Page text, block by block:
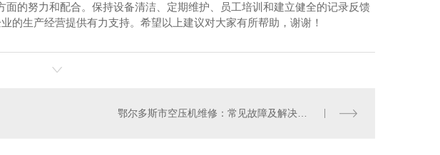
的努力和配合。保持设备清洁、定期维护、员工培训和建立健全的记录反馈
的生产经营提供有力支持。希望以上建议对大家有所帮助，谢谢！
鄂尔多斯市空压机维修：常见故障及解决方法